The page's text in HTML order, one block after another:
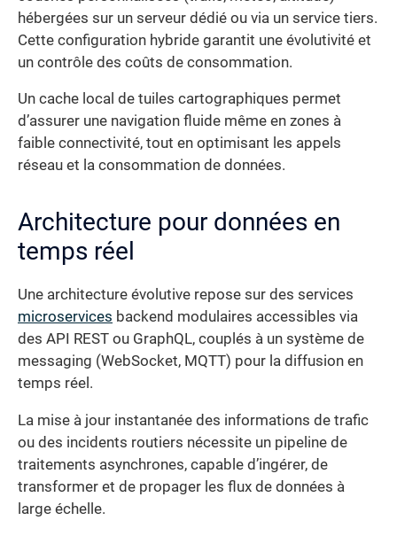
hébergées sur un serveur dédié ou via un service tiers.
Cette configuration hybride garantit une évolutivité et
un contrôle des coûts de consommation.
Un cache local de tuiles cartographiques permet
d’assurer une navigation fluide même en zones à
faible connectivité, tout en optimisant les appels
réseau et la consommation de données.
Architecture pour données en
temps réel
Une architecture évolutive repose sur des services
microservices backend modulaires accessibles via
des API REST ou GraphQL, couplés à un système de
messaging (WebSocket, MQTT) pour la diffusion en
temps réel.
La mise à jour instantanée des informations de trafic
ou des incidents routiers nécessite un pipeline de
traitements asynchrones, capable d’ingérer, de
transformer et de propager les flux de données à
large échelle.